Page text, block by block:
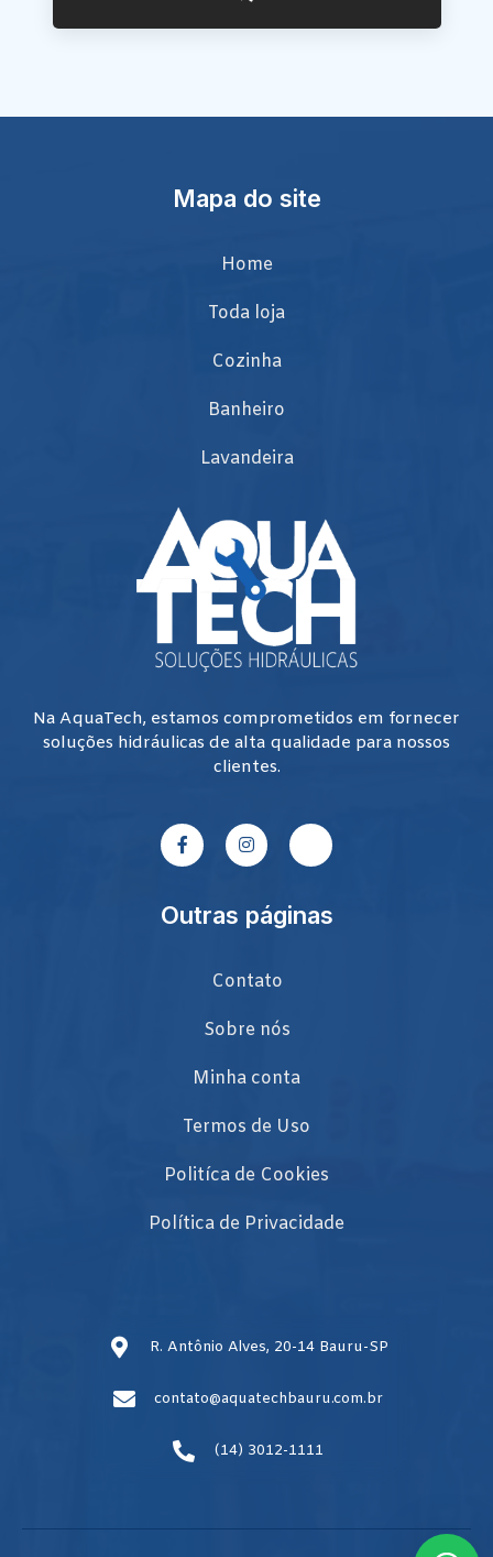
Mapa do site
Home
Toda loja
Cozinha
Banheiro
Lavandeira
Na AquaTech, estamos comprometidos em fornecer
soluções hidráulicas de alta qualidade para nossos
clientes.
Outras páginas
Contato
Sobre nós
Minha conta
Termos de Uso
Politíca de Cookies
Política de Privacidade
R. Antônio Alves, 20-14 Bauru-SP
contato@aquatechbauru.com.br
(14) 3012-1111